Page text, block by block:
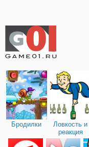
Бродилки
Ловкость и
реакция